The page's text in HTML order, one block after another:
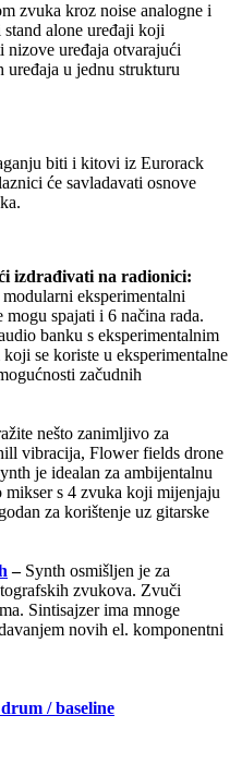
zvuka kroz noise analogne i
alone uređaji koji
uređaja otvarajući
uređaja u jednu strukturu
biti i kitovi iz Eurorack
će savladavati osnove
izdrađivati na radionici:
eksperimentalni
mogu spajati i 6 načina rada.
banku s eksperimentalnim
se koriste u eksperimentalne
začudnih
nešto zanimljivo za
vibracija, Flower fields drone
je idealan za ambijentalnu
s 4 zvuka koji mijenjaju
za korištenje uz gitarske
– Synth osmišljen je za
zvukova. Zvuči
Sintisajzer ima mnoge
novih el. komponentni
/ baseline